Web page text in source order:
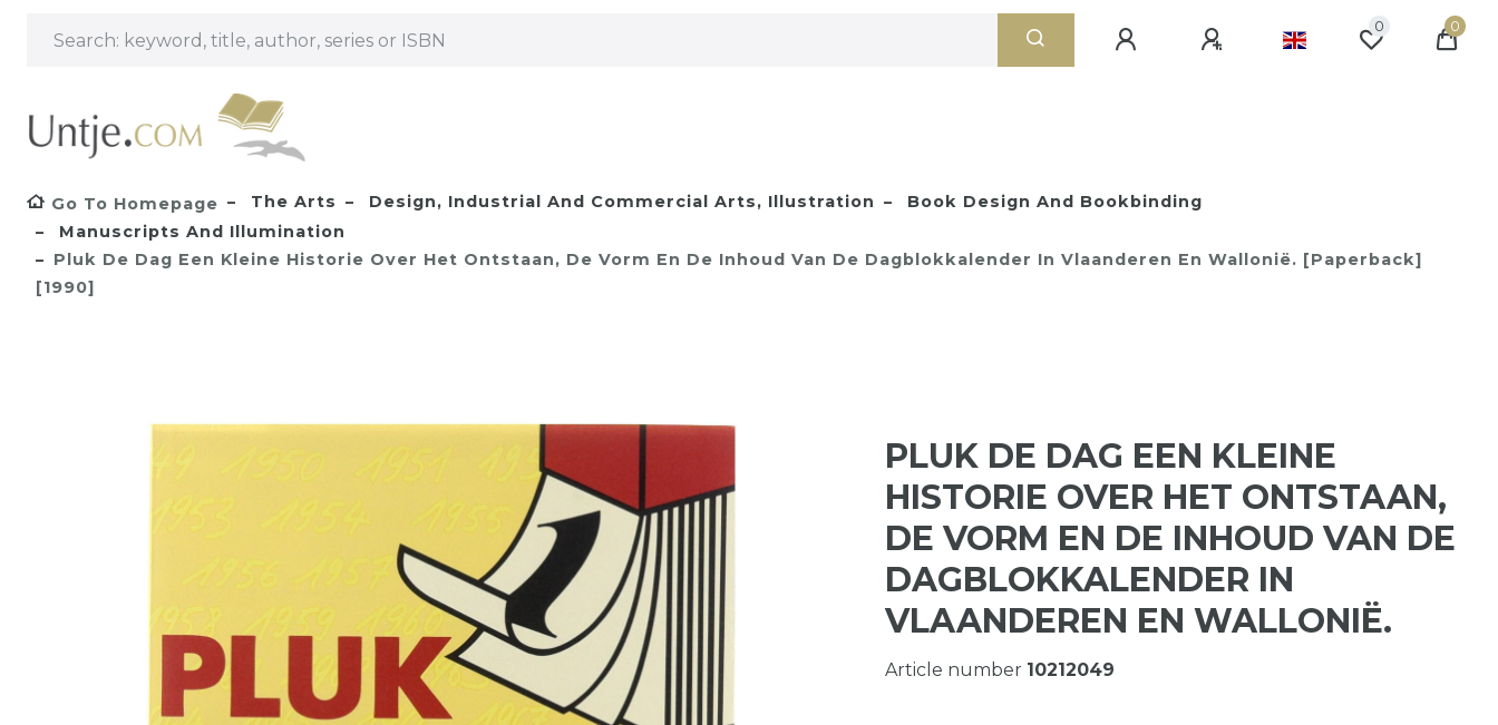
0 0
Go To Homepage The Arts Design, Industrial And Commercial Arts, Illustration
Book Design And Bookbinding
Manuscripts And Illumination
Pluk De Dag Een Kleine Historie Over Het Ontstaan, De Vorm En De Inhoud Van De Dagblokkalender In Vlaanderen En Wallonië. [Paperback]
[1990]
PLUK DE DAG EEN KLEINE
HISTORIE OVER HET ONTSTAAN,
DE VORM EN DE INHOUD VAN DE
DAGBLOKKALENDER IN
VLAANDEREN EN WALLONIË.
Article number 10212049